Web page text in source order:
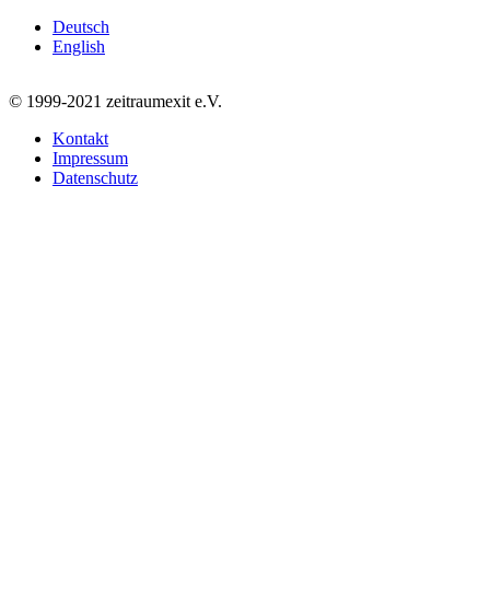
Deutsch
English
© 1999-2021 zeitraumexit e.V.
Kontakt
Impressum
Datenschutz